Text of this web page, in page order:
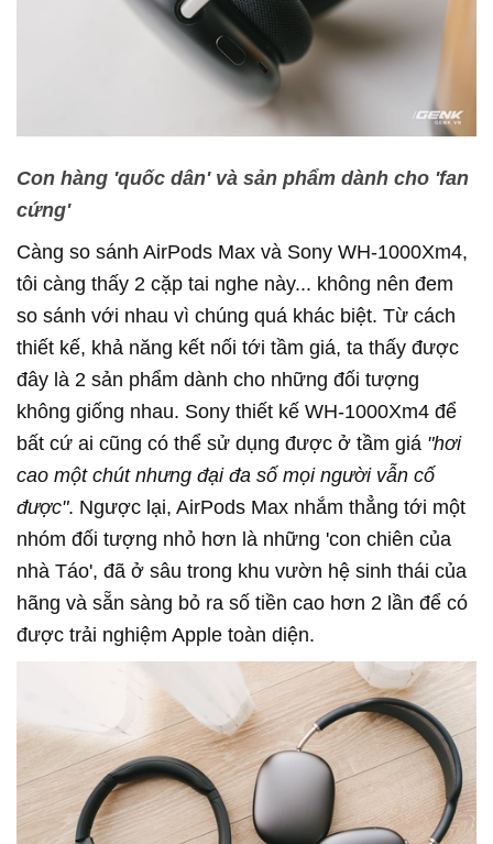
Con hàng 'quốc dân' và sản phẩm dành cho 'fan
cứng'
Càng so sánh AirPods Max và Sony WH-1000Xm4,
tôi càng thấy 2 cặp tai nghe này... không nên đem
so sánh với nhau vì chúng quá khác biệt. Từ cách
thiết kế, khả năng kết nối tới tầm giá, ta thấy được
đây là 2 sản phẩm dành cho những đối tượng
không giống nhau. Sony thiết kế WH-1000Xm4 để
bất cứ ai cũng có thể sử dụng được ở tầm giá "hơi
cao một chút nhưng đại đa số mọi người vẫn cố
được". Ngược lại, AirPods Max nhắm thẳng tới một
nhóm đối tượng nhỏ hơn là những 'con chiên của
nhà Táo', đã ở sâu trong khu vườn hệ sinh thái của
hãng và sẵn sàng bỏ ra số tiền cao hơn 2 lần để có
được trải nghiệm Apple toàn diện.